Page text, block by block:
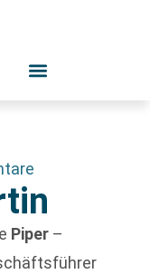
Piper –